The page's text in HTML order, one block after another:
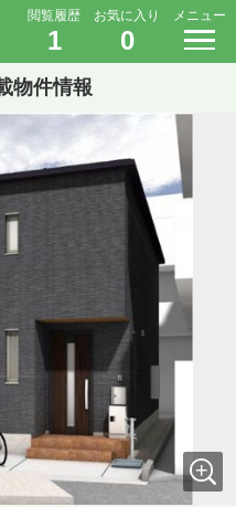
閲覧履歴
1
お気に入り
0
メニュー
物件情報